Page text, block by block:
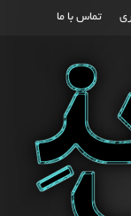
تماس با ما